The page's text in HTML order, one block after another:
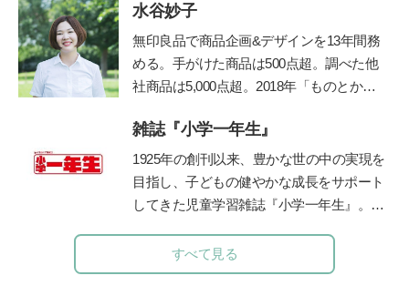
て活動。社会人になったときに両親から贈
られた万年筆に、黒以外の様々な色のイン
クをいれて使えることを知り、一気にイン
クコレクター(インク沼)になる。ご当地イ
まれ)の母親としての視点から文房具を観
察し、レビュー記事を執筆している。
水谷妙子
無印良品で商品企画&デザインを13年間務
める。手がけた商品は500点超。調べた他
社商品は5,000点超。2018年「ものとかぞ
納サービスやお片づけ講座を行うかたわ
ら、雑誌やWebでも活動中。フォロワー5.
1万人を超えるInstagramでは、マネしやす
い整理収納アイデアやモノ選び情報を発信
http://taekomizutani.com/
雑誌『小学一年生』
1925年の創刊以来、豊かな世の中の実現を
目指し、子どもの健やかな成長をサポート
してきた児童学習雑誌『小学一年生』。コ
む」。毎号、各界の第一線で活躍する有識
者・クリエイターに関わっていただき、子
すべて見る